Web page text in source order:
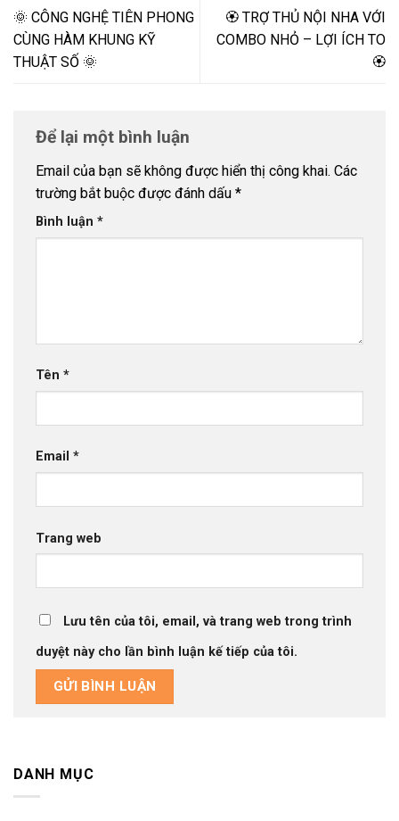
🌞 CÔNG NGHỆ TIÊN PHONG
CÙNG HÀM KHUNG KỸ
THUẬT SỐ 🌞
🏵️ TRỢ THỦ NỘI NHA VỚI
COMBO NHỎ – LỢI ÍCH TO
🏵️
Để lại một bình luận
Email của bạn sẽ không được hiển thị công khai. Các
trường bắt buộc được đánh dấu *
Bình luận *
Tên *
Email *
Trang web
Lưu tên của tôi, email, và trang web trong trình
duyệt này cho lần bình luận kế tiếp của tôi.
DANH MỤC